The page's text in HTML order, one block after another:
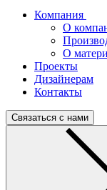
Компания
О
О
Проекты
Дизайнерам
Контакты
Связаться с нами